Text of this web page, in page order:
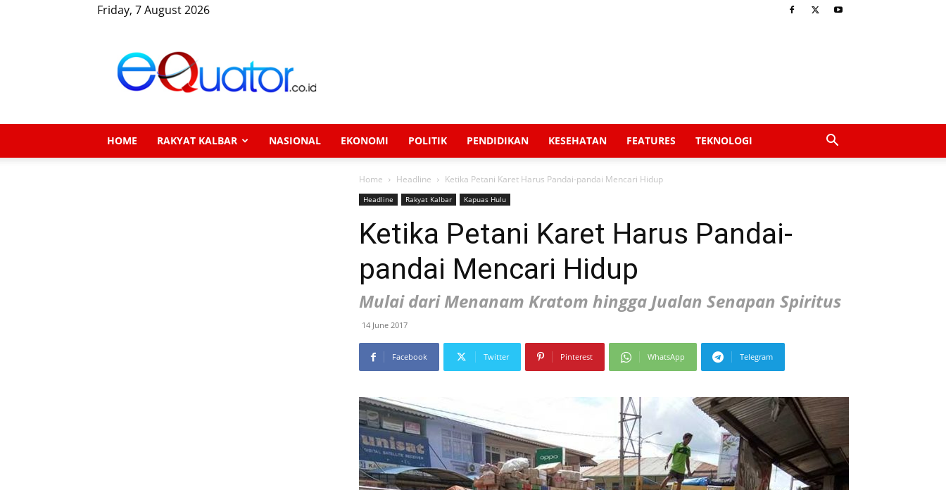
Friday, 7 August 2026
HOME RAKYAT KALBAR NASIONAL EKONOMI POLITIK PENDIDIKAN KESEHATAN FEATURES TEKNOLOGI
Home Headline Ketika Petani Karet Harus Pandai-pandai Mencari Hidup
Headline Rakyat Kalbar Kapuas Hulu
Ketika Petani Karet Harus Pandai-
pandai Mencari Hidup
Mulai dari Menanam Kratom hingga Jualan Senapan Spiritus
14 June 2017
Facebook Twitter Pinterest WhatsApp Telegram